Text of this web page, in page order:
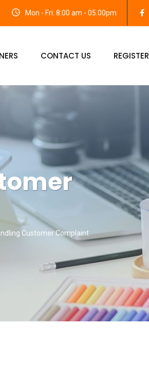
Mon - Fri: 8:00 am - 05.00pm
CONTACT US REGISTER
Customer Complaint